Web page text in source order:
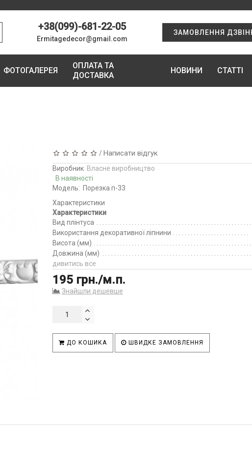
+38(099)-681-22-05
Ermitagedecor@gmail.com
ЗАМОВЛЕННЯ
ФОТОГАЛЕРЕЯ
ОПЛАТА ТА
ДОСТАВКА
НОВИНИ СТАТТІ
/Написати відгук
Виробник Власне виробництво
В наявності
Модель: Порезка п-33
Характеристики
Характеристики
Вид плінтуса
Використання декоративної ліпнини
Висота (мм)
Довжина (мм)
дивитись все
195 грн./м.п.
Знайшли дешевше
ДО КОШИКА ШВИДКЕ ЗАМОВЛЕННЯ